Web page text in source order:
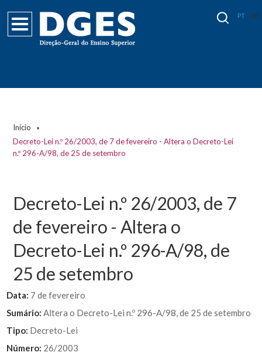
PT EN
Início
Decreto-Lei n.º 26/2003, de 7 de fevereiro - Altera o Decreto-Lei
n.º 296-A/98, de 25 de setembro
Decreto-Lei n.º 26/2003, de 7
de fevereiro - Altera o
Decreto-Lei n.º 296-A/98, de
25 de setembro
Data: 7 de fevereiro
Sumário:Altera o Decreto-Lei n.º 296-A/98, de 25 de setembro
Tipo: Decreto-Lei
Número: 26/2003